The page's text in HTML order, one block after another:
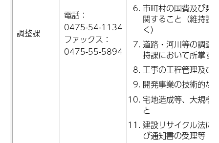
調整課
電話：
0475-54-1134
ファックス：
0475-55-5894
市町村の国費及び県
関すること（維持課
く）
道路・河川等の調査
持課において所掌す
工事の工程管理及び
開発事業の技術的な
宅地造成等、大規模
と
建設リサイクル法に
び通知書の受理等（